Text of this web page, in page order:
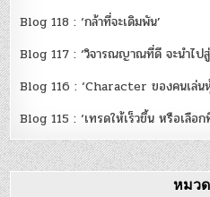
Blog 118 : ‘กล้าที่จะเดิมพัน’
Blog 117 : ‘วิจารณญาณที่ดี จะนำไปสู่
Blog 116 : ‘Character ของคนเล่น
Blog 115 : ‘เทรดให้เร็วขึ้น หรือเลือก
หมว